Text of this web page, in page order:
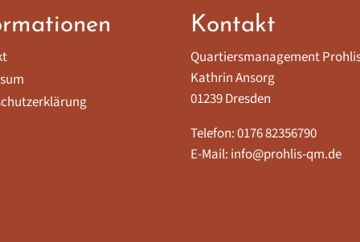
Kontakt
Quartiersmanagement
Kathrin Ansorg
01239 Dresden
Telefon: 0176 82356790
E-Mail: info@prohlis-qm.de